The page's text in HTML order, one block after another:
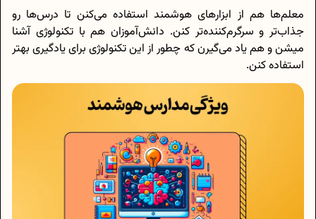
معلم‌ها هم از ابزارهای هوشمند استفاده می‌کنن تا درس‌ها رو
جذاب‌تر و سرگرم‌کننده‌تر کنن. دانش‌آموزان هم با تکنولوژی آشنا
میشن و هم یاد می‌گیرن که چطور از این تکنولوژی برای یادگیری بهتر
استفاده کنن.